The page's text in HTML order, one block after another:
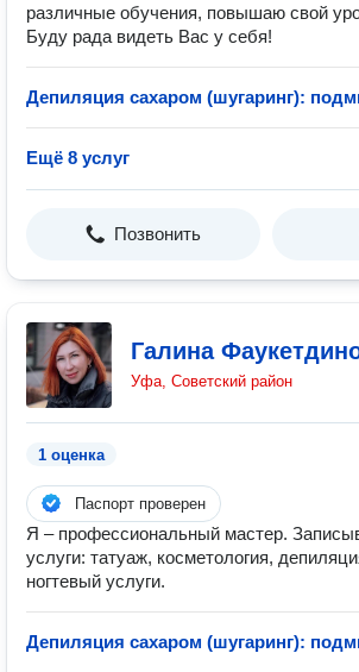
различные обучения, повышаю свой
Буду рада видеть Вас у себя!
Депиляция сахаром (шугаринг):
Ещё 8 услуг
Позвонить
Галина
Уфа, Советский район
1 оценка
Паспорт проверен
Я – профессиональный мастер.
услуги: татуаж, косметология,
ногтевый услуги.
Депиляция сахаром (шугаринг):